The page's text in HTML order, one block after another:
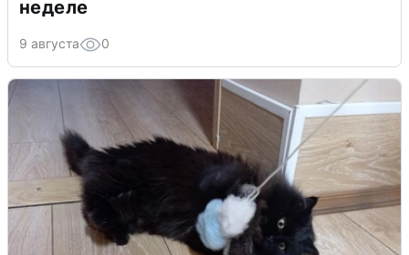
неделе
9 августа 0